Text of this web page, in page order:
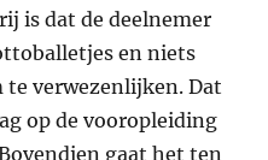
is dat de deelnemer
en niets
verwezenlijken. Dat
op de vooropleiding
gaat het ten